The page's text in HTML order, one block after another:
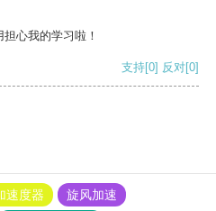
心我的学习啦！
支持[0] 反对[0]
速度器
旋风加速